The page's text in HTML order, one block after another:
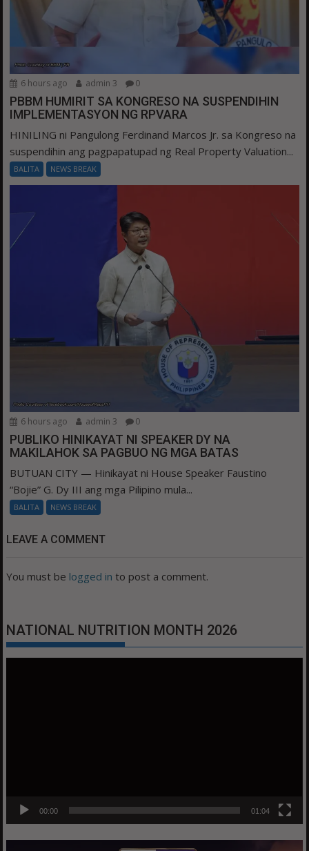
6 hours ago admin 3 0
PBBM HUMIRIT SA KONGRESO NA SUSPENDIHIN
IMPLEMENTASYON NG RPVARA
HINILING ni Pangulong Ferdinand Marcos Jr. sa Kongreso na
suspendihin ang pagpapatupad ng Real Property Valuation...
BALITA NEWS BREAK
6 hours ago admin 3 0
PUBLIKO HINIKAYAT NI SPEAKER DY NA
MAKILAHOK SA PAGBUO NG MGA BATAS
BUTUAN CITY — Hinikayat ni House Speaker Faustino
“Bojie” G. Dy III ang mga Pilipino mula...
BALITA NEWS BREAK
LEAVE A COMMENT
You must be logged in to post a comment.
NATIONAL NUTRITION MONTH 2026
00:00 01:04